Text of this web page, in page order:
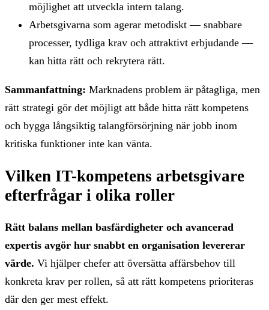
möjlighet att utveckla intern talang.
Arbetsgivarna som agerar metodiskt — snabbare
processer, tydliga krav och attraktivt erbjudande —
kan hitta rätt och rekrytera rätt.
Sammanfattning: Marknadens problem är påtagliga, men
rätt strategi gör det möjligt att både hitta rätt kompetens
och bygga långsiktig talangförsörjning när jobb inom
kritiska funktioner inte kan vänta.
Vilken IT-kompetens arbetsgivare
efterfrågar i olika roller
Rätt balans mellan basfärdigheter och avancerad
expertis avgör hur snabbt en organisation levererar
värde. Vi hjälper chefer att översätta affärsbehov till
konkreta krav per rollen, så att rätt kompetens prioriteras
där den ger mest effekt.